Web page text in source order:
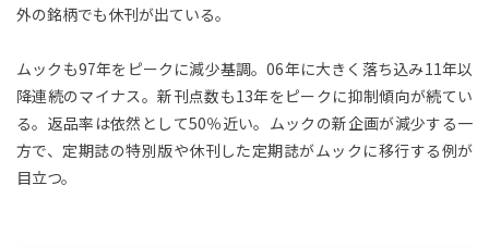
外の銘柄でも休刊が出ている。
ムックも97年をピークに減少基調。06年に大きく落ち込み11年以
降連続のマイナス。新刊点数も13年をピークに抑制傾向が続てい
る。返品率は依然として50％近い。ムックの新企画が減少する一
方で、定期誌の特別版や休刊した定期誌がムックに移行する例が
目立つ。